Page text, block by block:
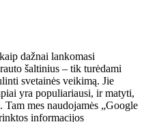
dažnai lankomasi
šaltinius – tik turėdami
svetainės veikimą. Jie
yra populiariausi, ir matyti,
mes naudojamės „Google
informacijos